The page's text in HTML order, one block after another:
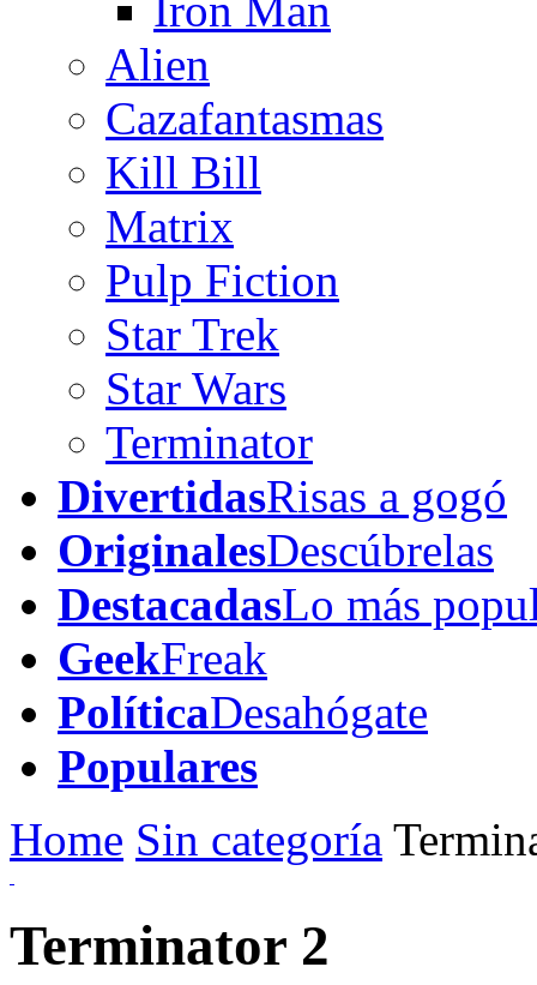
Alien
Cazafantasmas
Kill Bill
Matrix
Pulp Fiction
Star Trek
Star Wars
Terminator
DivertidasRisas a gogó
OriginalesDescúbrelas
DestacadasLo más
GeekFreak
PolíticaDesahógate
Populares
Home Sin categoría
Terminator 2